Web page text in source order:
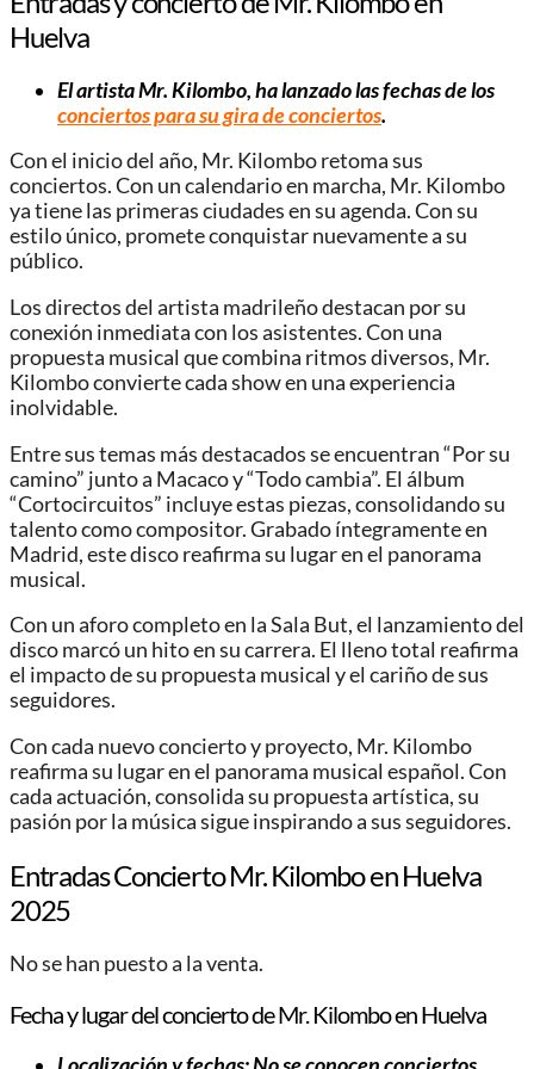
Huelva
El artista Mr. Kilombo, ha lanzado las fechas de los
conciertos para su gira de conciertos.
Con el inicio del año, Mr. Kilombo retoma sus
conciertos. Con un calendario en marcha, Mr. Kilombo
ya tiene las primeras ciudades en su agenda. Con su
estilo único, promete conquistar nuevamente a su
público.
Los directos del artista madrileño destacan por su
conexión inmediata con los asistentes. Con una
propuesta musical que combina ritmos diversos, Mr.
Kilombo convierte cada show en una experiencia
inolvidable.
Entre sus temas más destacados se encuentran “Por su
camino” junto a Macaco y “Todo cambia”. El álbum
“Cortocircuitos” incluye estas piezas, consolidando su
talento como compositor. Grabado íntegramente en
Madrid, este disco reafirma su lugar en el panorama
musical.
Con un aforo completo en la Sala But, el lanzamiento del
disco marcó un hito en su carrera. El lleno total reafirma
el impacto de su propuesta musical y el cariño de sus
seguidores.
Con cada nuevo concierto y proyecto, Mr. Kilombo
reafirma su lugar en el panorama musical español. Con
cada actuación, consolida su propuesta artística, su
pasión por la música sigue inspirando a sus seguidores.
Entradas Concierto Mr. Kilombo en Huelva
2025
No se han puesto a la venta.
Fecha y lugar del concierto de Mr. Kilombo en Huelva